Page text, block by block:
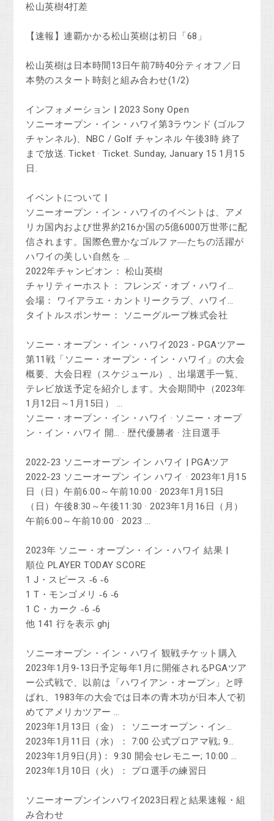
松山英樹4打差
【速報】連覇かかる松山英樹は初日「68」
松山英樹は日本時間13日午前7時40分ティオフ／日
本勢のスタート時刻と組み合わせ(1/2)
インフォメーション | 2023 Sony Open
ソニーオープン・イン・ハワイ第3ラウンド (ゴルフ
チャンネル)、NBC / Golf チャンネル 午後3時 終了
まで放送. Ticket · Ticket. Sunday, January 15 1月15
日.
イベントについて |
ソニーオープン・イン・ハワイのイベントは、アメ
リカ国内および世界約216か国の5億6000万世帯に配
信されます。国際色豊かなゴルファ―たちの活躍が
ハワイの美しい自然を …
2022年チャンピオン： 松山英樹
チャリティーホスト： フレンズ・オブ・ハワイ…
会場： ワイアラエ・カントリークラブ、ハワイ…
タイトルスポンサー： ソニーグループ株式会社
ソニー・オープン・イン・ハワイ2023 - PGAツアー
第11戦「ソニー・オープン・イン・ハワイ」の大会
概要、大会日程（スケジュール）、出場選手一覧、
テレビ放送予定を紹介します。大会期間中（2023年
1月12日～1月15日） …
‎ソニー・オープン・イン・ハワイ · ‎ソニー・オープ
ン・イン・ハワイ 開… · ‎歴代優勝者 · ‎注目選手
2022-23 ソニーオープン イン ハワイ | PGAツア
2022-23 ソニーオープン イン ハワイ · 2023年1月15
日（日）午前6:00～午前10:00 · 2023年1月15日
（日）午後8:30～午後11:30 · 2023年1月16日（月）
午前6:00～午前10:00 · 2023 …
2023年 ソニー・オープン・イン・ハワイ 結果 |
順位 PLAYER TODAY SCORE
1 J・スピース ‑6 ‑6
1 T・モンゴメリ ‑6 ‑6
1 C・カーク ‑6 ‑6
他 141 行を表示 ghj
ソニーオープン・イン・ハワイ 観戦チケット購入
2023年1月9-13日予定毎年1月に開催されるPGAツア
ー公式戦で、以前は「ハワイアン・オープン」と呼
ばれ、1983年の大会では日本の青木功が日本人で初
めてアメリカツアー …
2023年1月13日（金）： ソニーオープン・イン…
2023年1月11日（水）： 7:00 公式プロアマ戦; 9…
2023年1月9日(月)： 9:30 開会セレモニー; 10:00 …
2023年1月10日（火）： プロ選手の練習日
ソニーオープンインハワイ2023日程と結果速報・組
み合わせ